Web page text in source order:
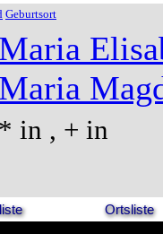
Geburtsort
* in , + in
Ortsliste